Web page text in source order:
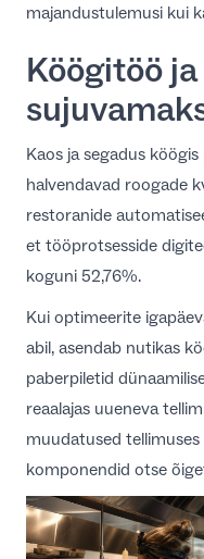
majandustulemusi kui
Köögitöö
Kaos ja segadus
halvendavad roogade
restoranide
et tööprotsesside
koguni 52,76%.
Kui optimeerite
abil, asendab nutikas
paberpiletid
reaalajas uueneva
muudatused
komponendid otse